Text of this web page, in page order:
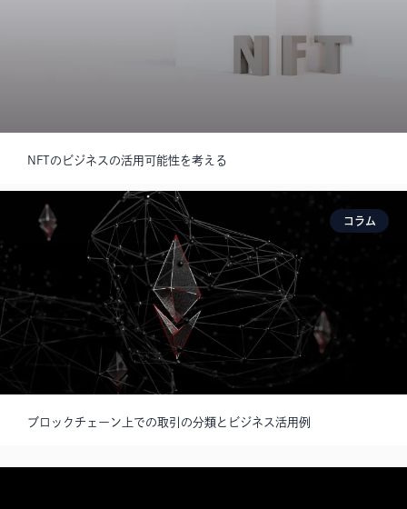
NFTのビジネスの活用可能性を考える
コラム
ブロックチェーン上での取引の分類とビジネス活用例